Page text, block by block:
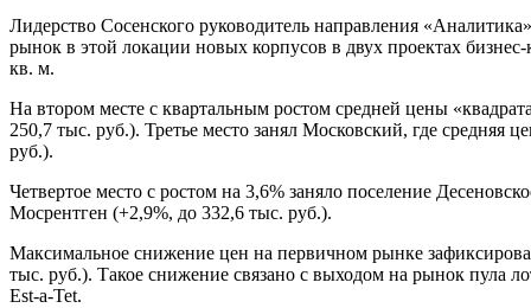
Лидерство Сосенского руководитель направления
рынок в этой локации новых корпусов в двух проектах
кв. м.
На втором месте с квартальным ростом средней цены
250,7 тыс. руб.). Третье место занял Московский, где средняя
руб.).
Четвертое место с ростом на 3,6% заняло поселение
Мосрентген (+2,9%, до 332,6 тыс. руб.).
Максимальное снижение цен на первичном рынке
тыс. руб.). Такое снижение связано с выходом на рынок пула
Est-a-Tet.